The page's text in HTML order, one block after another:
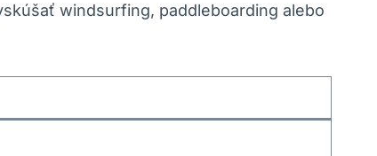
windsurfing, paddleboarding alebo